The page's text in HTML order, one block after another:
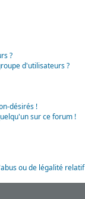
?
d'utilisateurs ?
désirés !
sur ce forum !
ou de légalité